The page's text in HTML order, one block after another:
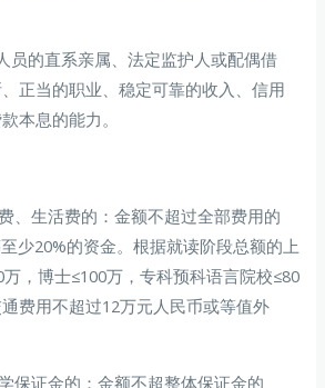
员的直系亲属、法定监护人或配偶借
正当的职业、稳定可靠的收入、信用
本息的能力。
、生活费的：金额不超过全部费用的
少20%的资金。根据就读阶段总额的上
，博士≤100万，专科预科语言院校≤80
费用不超过12万元人民币或等值外
保证金的：金额不超整体保证金的